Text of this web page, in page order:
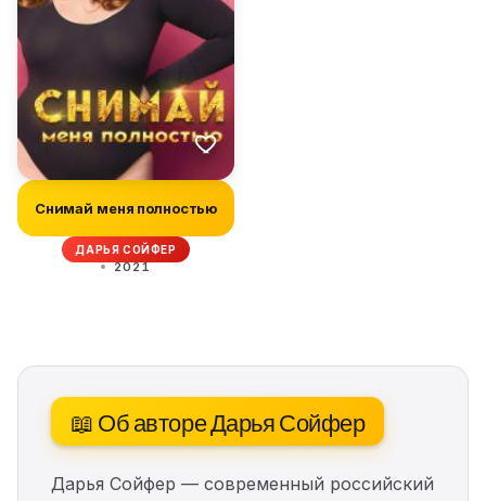
Снимай меня полностью
ДАРЬЯ СОЙФЕР
2021
📖 Об авторе Дарья Сойфер
Дарья Сойфер — современный российский